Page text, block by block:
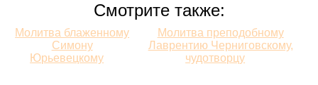
Смотрите также:
Смотрите
также:
Молитва блаженному
Симону
Юрьевецкому
Молитва преподобному
Лаврентию Черниговскому,
чудотворцу